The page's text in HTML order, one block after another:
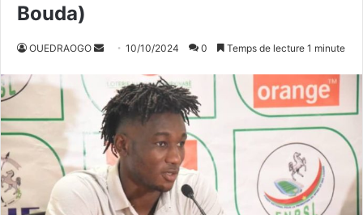
Bouda)
OUEDRAOGO
o
y
e
r
u
n
10/10/2024 0 Temps de lecture 1 minute